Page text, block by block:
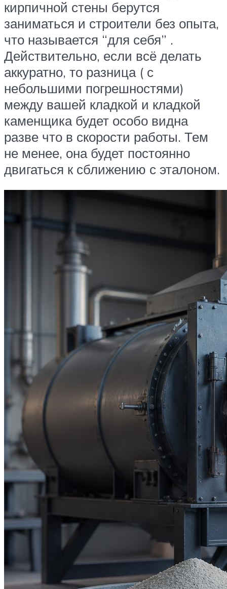
кирпичной стены берутся
заниматься и строители без опыта,
что называется “для себя” .
Действительно, если всё делать
аккуратно, то разница ( с
небольшими погрешностями)
между вашей кладкой и кладкой
каменщика будет особо видна
разве что в скорости работы. Тем
не менее, она будет постоянно
двигаться к сближению с эталоном.